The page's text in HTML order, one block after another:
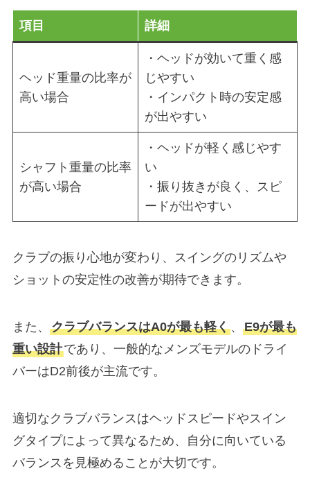
項目 詳細
ヘッド重量の比率が
高い場合
・ヘッドが効いて重く感
じやすい
・インパクト時の安定感
が出やすい
シャフト重量の比率
が高い場合
・ヘッドが軽く感じやす
い
・振り抜きが良く、スピ
ードが出やすい
クラブの振り心地が変わり、スイングのリズムや
ショットの安定性の改善が期待できます。
また、 クラブバランスはA0が最も軽く、 E9が最も
重い設計であり、一般的なメンズモデルのドライ
バーはD2前後が主流です。
適切なクラブバランスはヘッドスピードやスイン
グタイプによって異なるため、自分に向いている
バランスを見極めることが大切です。